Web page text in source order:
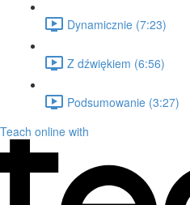
Dynamicznie (7:23)
Z dźwiękiem (6:56)
Podsumowanie (3:27)
Teach online with